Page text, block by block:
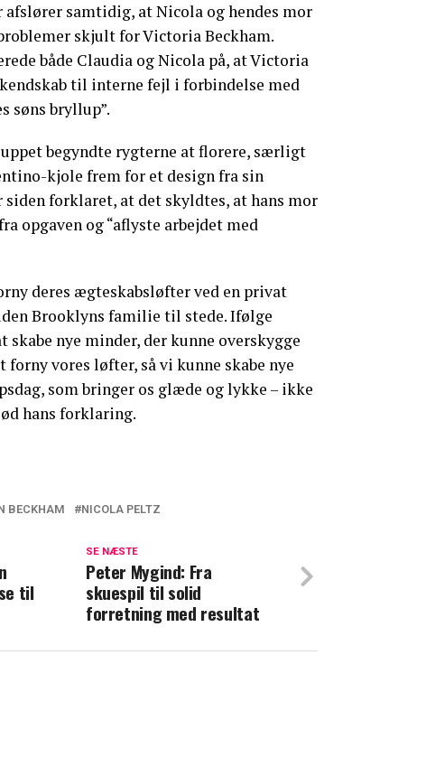
afslører samtidig, at Nicola og hendes mor
skjult for Victoria Beckham.
både Claudia og Nicola på, at Victoria
til interne fejl i forbindelse med
søns bryllup”.
begyndte rygterne at florere, særligt
kjole frem for et design fra sin
forklaret, at det skyldtes, at hans mor
opgaven og “aflyste arbejdet med
deres ægteskabsløfter ved en privat
Brooklyns familie til stede. Ifølge
nye minder, der kunne overskygge
forny vores løfter, så vi kunne skabe nye
som bringer os glæde og lykke – ikke
hans forklaring.
familien: Ignoreret på sin
BECKHAM NICOLA PELTZ
SE NÆSTE
Peter Mygind: Fra
skuespil til solid
forretning med resultat
til